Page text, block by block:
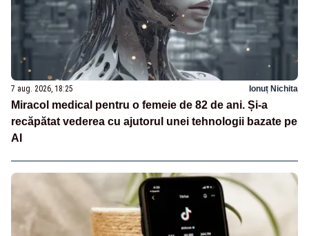
7 aug. 2026, 18:25 Ionuț Nichita
Miracol medical pentru o femeie de 82 de ani. Și-a
recăpătat vederea cu ajutorul unei tehnologii bazate pe
AI